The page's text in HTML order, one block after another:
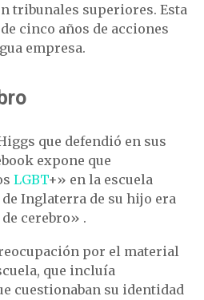
tribunales superiores. Esta
cinco años de acciones
empresa.
que defendió en sus
expone que
LGBT+» en la escuela
Inglaterra de su hijo era
cerebro» .
por el material
que incluía
cuestionaban su identidad